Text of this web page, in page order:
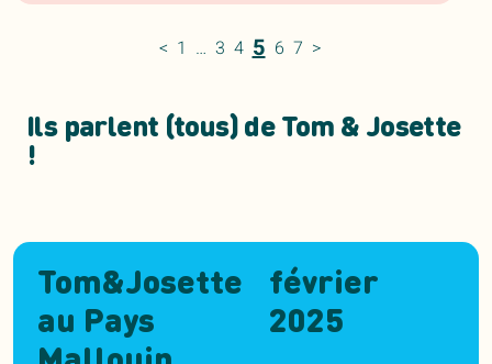
< 1 … 3 4 5 6 7 >
Ils parlent (tous) de Tom & Josette
!
Tom&Josette
au Pays
février
2025